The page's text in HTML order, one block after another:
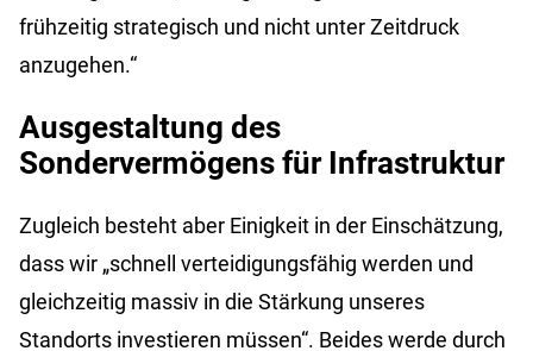
frühzeitig strategisch und nicht unter Zeitdruck
anzugehen.“
Ausgestaltung des
Sondervermögens für Infrastruktur
Zugleich besteht aber Einigkeit in der Einschätzung,
dass wir „schnell verteidigungsfähig werden und
gleichzeitig massiv in die Stärkung unseres
Standorts investieren müssen“. Beides werde durch